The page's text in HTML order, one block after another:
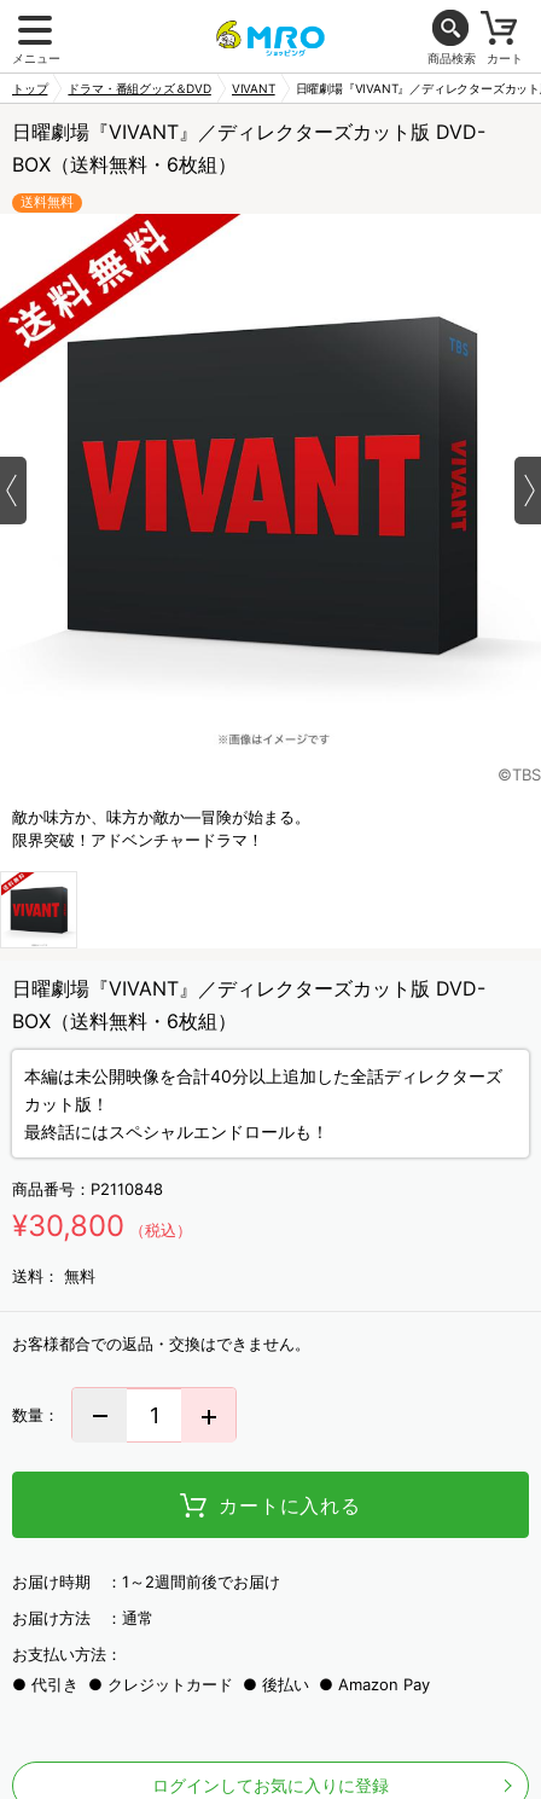
メニュー 商品検索 カート
トップ ドラマ・番組グッズ＆DVD VIVANT 日曜劇場『VIVANT』／ディレクターズカッ
日曜劇場『VIVANT』／ディレクターズカット版 DVD-
BOX（送料無料・6枚組）
送料無料
©TBS
敵か味方か、味方か敵か―冒険が始まる。
限界突破！アドベンチャードラマ！
日曜劇場『VIVANT』／ディレクターズカット版 DVD-
BOX（送料無料・6枚組）
本編は未公開映像を合計40分以上追加した全話ディレクターズ
カット版！
最終話にはスペシャルエンドロールも！
商品番号： P2110848
¥30,800 （税込）
送料： 無料
お客様都合での返品・交換はできません。
数量：
カートに入れる
お届け時期 ： 1～2週間前後でお届け
お届け方法 ： 通常
お支払い方法：
代引き
クレジットカード 後払い Amazon Pay
ログインしてお気に入りに登録